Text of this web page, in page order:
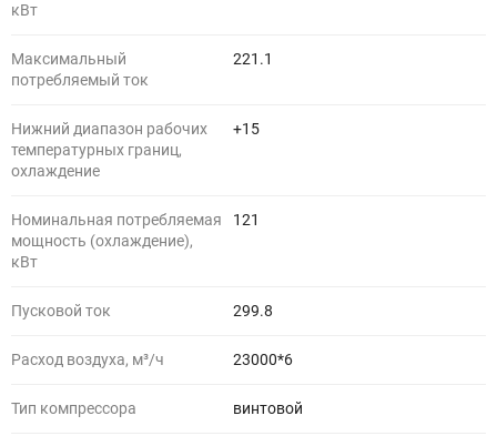
кВт
Максимальный
потребляемый ток
221.1
Нижний диапазон рабочих
температурных границ,
охлаждение
+15
Номинальная потребляемая
мощность (охлаждение),
кВт
121
Пусковой ток 299.8
Расход воздуха, м³/ч 23000*6
Тип компрессора винтовой